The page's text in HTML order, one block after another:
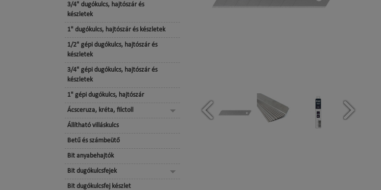
3/4" dugókulcs, hajtószár és
készletek
1" dugókulcs, hajtószár és készletek
1/2" gépi dugókulcs, hajtószár és
készletek
3/4" gépi dugókulcs, hajtószár és
készletek
1" gépi dugókulcs, hajtószár
Ácsceruza, kréta, filctoll
Állítható villáskulcs
Betű és számbeütő
Bit anyabehajtók
Bit dugókulcsfejek
Bit dugókulcsfej készlet